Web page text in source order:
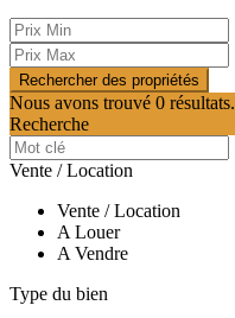
Nous avons trouvé 0 résultats.
Recherche
Vente / Location
Vente / Location
A Louer
A Vendre
Type du bien